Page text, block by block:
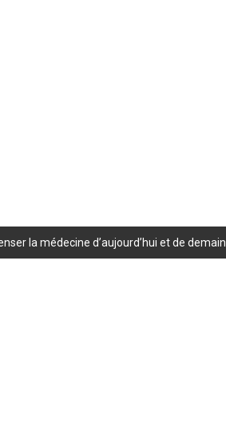
la médecine d’aujourd’hui et de demain